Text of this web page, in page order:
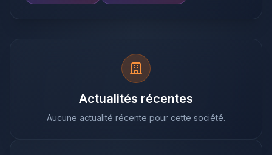
Actualités récentes
Aucune actualité récente pour cette société.